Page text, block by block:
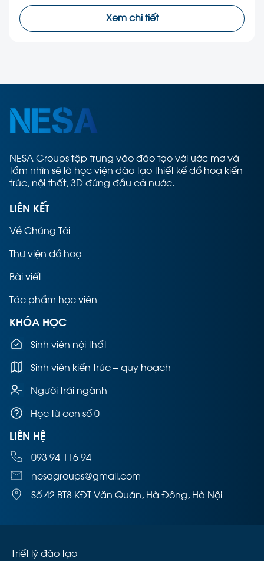
thực hành, giúp học viên tiếp cận kiến thức theo
hướng trực quan và […]Xem chi tiết
NESA Groups tập trung vào đào tạo với ước mơ và
tầm nhìn sẽ là học viện đào tạo thiết kế đồ hoạ kiến
trúc, nội thất, 3D đứng đầu cả nước.
LIÊN KẾT
Về Chúng Tôi
Thư viện đồ hoạ
Bài viết
Tác phẩm học viên
KHÓA HỌC
Sinh viên nội thất
Sinh viên kiến trúc – quy hoạch
Người trái ngành
Học từ con số 0
LIÊN HỆ
093 94 116 94
nesagroups@gmail.com
Số 42 BT8 KĐT Văn Quán, Hà Đông, Hà Nội
Triết lý đào tạo